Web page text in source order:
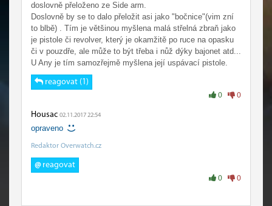
doslovně přeloženo ze Side arm.
Doslovně by se to dalo přeložit asi jako "bočnice"(vim zní
to blbě) . Tím je většinou myšlena malá střelná zbraň jako
je pistole či revolver, který je okamžitě po ruce na opasku
či v pouzdře, ale může to být třeba i nůž dýky bajonet atd...
U Any je tím samozřejmě myšlena její uspávací pistole.
reagovat (1)
0 0
Housac 02.11.2017 22:54
opraveno
Redaktor Overwatch.cz
@reagovat
0 0